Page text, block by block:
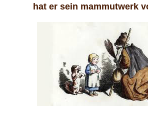
hat er sein mammutwerk